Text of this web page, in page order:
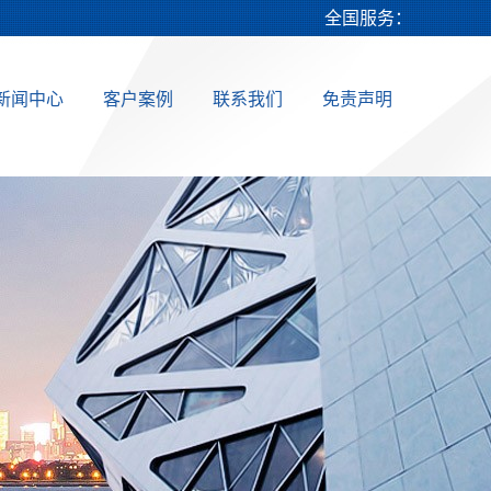
全国服务：
闻中心 客户案例 联系我们 免责声明